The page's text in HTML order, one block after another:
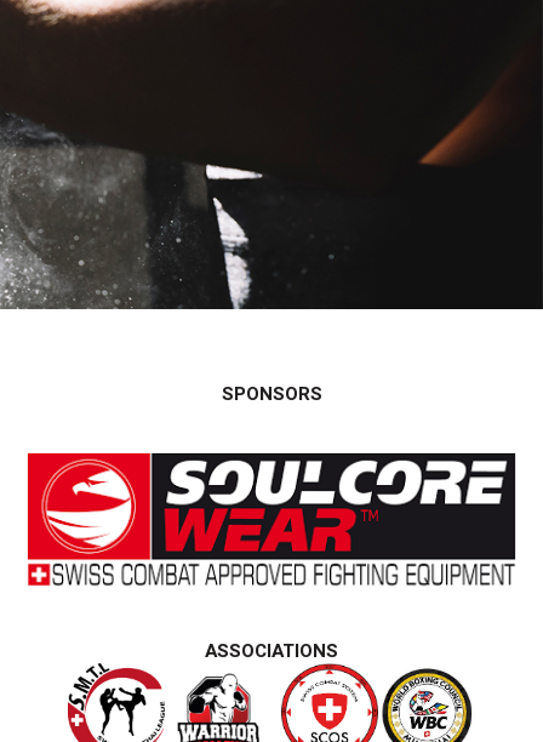
SPONSORS
ASSOCIATIONS